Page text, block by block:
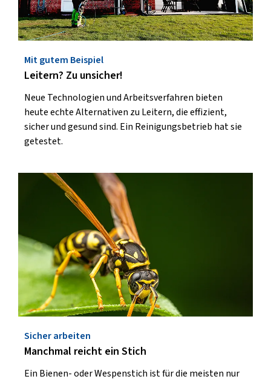
Mit gutem Beispiel
Leitern? Zu unsicher!
Neue Technologien und Arbeitsverfahren bieten
heute echte Alternativen zu Leitern, die effizient,
sicher und gesund sind. Ein Reinigungsbetrieb hat sie
getestet.
Sicher arbeiten
Manchmal reicht ein Stich
Ein Bienen- oder Wespenstich ist für die meisten nur